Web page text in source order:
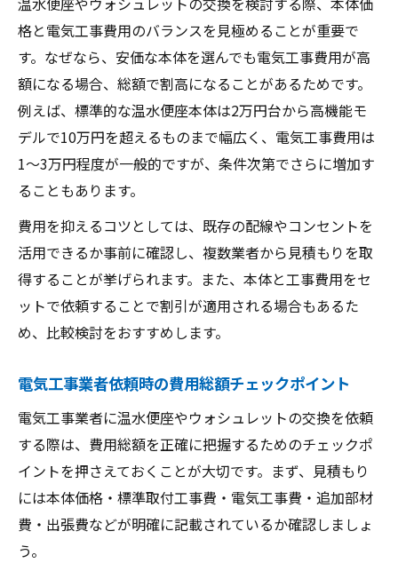
格と電気工事費用のバランスを見極めることが重要で
す。なぜなら、安価な本体を選んでも電気工事費用が高
額になる場合、総額で割高になることがあるためです。
例えば、標準的な温水便座本体は2万円台から高機能モ
デルで10万円を超えるものまで幅広く、電気工事費用は
1～3万円程度が一般的ですが、条件次第でさらに増加す
ることもあります。
費用を抑えるコツとしては、既存の配線やコンセントを
活用できるか事前に確認し、複数業者から見積もりを取
得することが挙げられます。また、本体と工事費用をセ
ットで依頼することで割引が適用される場合もあるた
め、比較検討をおすすめします。
電気工事業者依頼時の費用総額チェックポイント
電気工事業者に温水便座やウォシュレットの交換を依頼
する際は、費用総額を正確に把握するためのチェックポ
イントを押さえておくことが大切です。まず、見積もり
には本体価格・標準取付工事費・電気工事費・追加部材
費・出張費などが明確に記載されているか確認しましょ
う。